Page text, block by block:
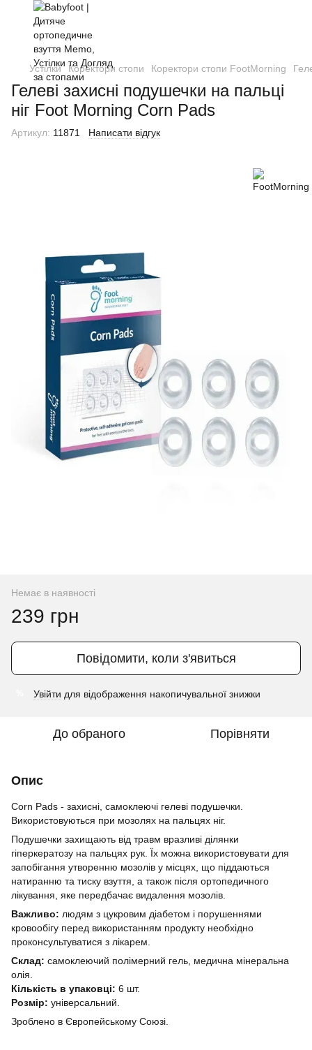
Устілки Коректори стопи Коректори стопи FootMorning
Гелеві захисні подушечки на пальці
ніг Foot Morning Corn Pads
Артикул: 11871 Написати відгук
Немає в наявності
239 грн
Повідомити, коли з'явиться
Увійти для відображення накопичувальної знижки
До обраного Порівняти
Опис
Corn Pads - захисні, самоклеючі гелеві подушечки.
Використовуються при мозолях на пальцях ніг.
Подушечки захищають від травм вразливі ділянки
гіперкератозу на пальцях рук. Їх можна використовувати для
запобігання утворенню мозолів у місцях, що піддаються
натиранню та тиску взуття, а також після ортопедичного
лікування, яке передбачає видалення мозолів.
Важливо: людям з цукровим діабетом і порушеннями
кровообігу перед використанням продукту необхідно
проконсультуватися з лікарем.
Склад: самоклеючий полімерний гель, медична мінеральна
олія.
Кількість в упаковці: 6 шт.
Розмір: універсальний.
Зроблено в Європейському Союзі.